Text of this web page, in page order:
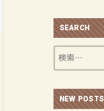
SEARCH
NEW POSTS